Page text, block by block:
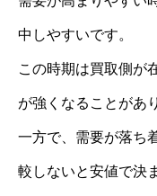
中しやすいです。
この時期は買取側が
が強くなることがあ
一方で、需要が落ち
較しないと安値で決